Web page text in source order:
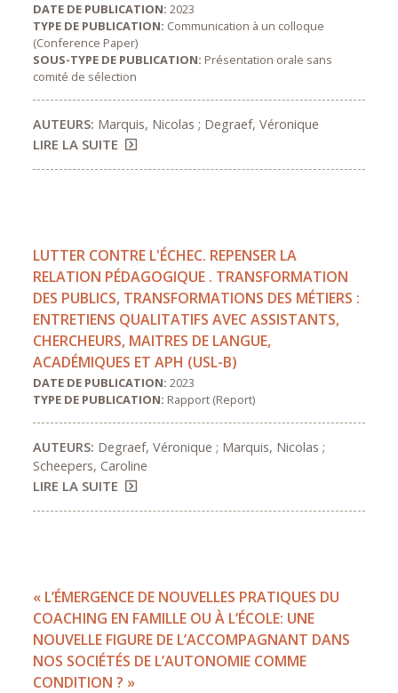
DATE DE PUBLICATION:2023
TYPE DE PUBLICATION: Communication à un colloque
(Conference Paper)
SOUS-TYPE DE PUBLICATION: Présentation orale sans
comité de sélection
AUTEURS: Marquis, Nicolas ; Degraef, Véronique
LIRE LA SUITE
LUTTER CONTRE L'ÉCHEC. REPENSER LA
RELATION PÉDAGOGIQUE . TRANSFORMATION
DES PUBLICS, TRANSFORMATIONS DES MÉTIERS :
ENTRETIENS QUALITATIFS AVEC ASSISTANTS,
CHERCHEURS, MAITRES DE LANGUE,
ACADÉMIQUES ET APH (USL-B)
DATE DE PUBLICATION:2023
TYPE DE PUBLICATION: Rapport (Report)
AUTEURS: Degraef, Véronique ; Marquis, Nicolas ;
Scheepers, Caroline
LIRE LA SUITE
« L’ÉMERGENCE DE NOUVELLES PRATIQUES DU
COACHING EN FAMILLE OU À L’ÉCOLE: UNE
NOUVELLE FIGURE DE L’ACCOMPAGNANT DANS
NOS SOCIÉTÉS DE L’AUTONOMIE COMME
CONDITION ? »